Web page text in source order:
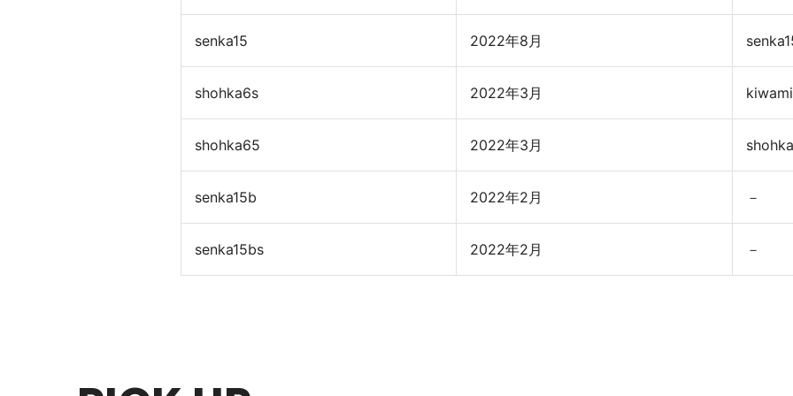
senka15 2022年8月
shohka6s 2022年3月
shohka65 2022年3月
senka15b 2022年2月 －
senka15bs 2022年2月 －